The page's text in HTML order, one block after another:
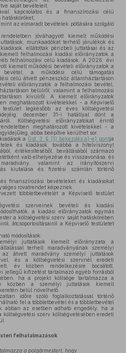
saját bevételeit,
kapcsolatos és a finanszírozási célú
az elmaradt bevételek pótlására szolgáló
jóváhagyott kiemelt működési
munkaadókat terhelő járulékok és
ellátottak pénzbeli juttatásai és az
felhalmozási kiadási előirányzatok a
felhalmozási célú kiadások. A 2026. évi
kiemelt működési bevételi előirányzatok a
bevétel, a működési célú támogatás
célú átvett pénzeszköz államháztartáson
előirányzatok a felhalmozási bevétel,
belülről, valamint a felhalmozási
kívülről. A kiemelt előirányzatok
meghatározott kivételekkel - a Képviselő
legkésőbb az éves költségvetési
december 31-i hatállyal dönt a
Költségvetési előirányzatokat érintő
meghatározott kivételekkel - a
abba beépítve kerülhet sor.
a Gst. 3. § (1) bekezdés a)–e) pontja
és kiadások, továbbá a hitelviszonyt
értékesítéséből, beváltásából származó
való elhelyezése és visszavonása, és
valamint az irányítószervi
kiutalása és fizetési számlán történő
finanszírozási bevételeket és kiadásokat
rovatrendet képeznek.
többletbevételét a Képviselő testület
szerveinek bevételi és kiadási
a kiadási előirányzatok egymás
a költségvetési szerv saját hatáskörében
átcsoportosításairól a Képviselő testületet
módosítások:
juttatások kiemelt előirányzata a
terhelt maradványának személyi
az átvett maradvány személyi juttatások
és a költségvetési szervnél eredeti
év közben rendelkezésre bocsátott,
jellegű kifizetést tartalmazó egyéb forrásból
ha a projekt költsége tartalmazza a
közben a személyi juttatások kiemelt
belül növelhető.
időre szóló foglalkoztatással történő
fel a többletbevétel és a többletbevétel
abban az esetben adható engedély, ha a
költségvetési szerv költségvetésében eredeti
felhatalmazások
a polgármestert, hogy